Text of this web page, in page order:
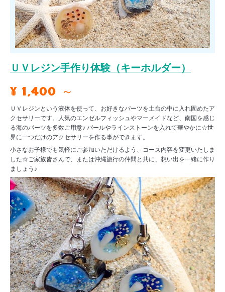
ＵＶレジン手作り体験（キーホルダー）
¥ 1,400 ～
ＵＶレジンという液体を使って、お好きなパーツを土台の中に入れ固めたア
クセサリーです。人気のエンゼルフィッシュやマーメイドなど、南国を感じ
る海のパーツを多数ご用意♪ パールやラインストーンを入れて華やかに☆世
界に一つだけのアクセサリーを作る事ができます。
小さなお子様でも気軽にご参加いただけるよう、コース内容を変更いたしま
した☆ご家族皆さんで、または沖縄旅行の仲間と共に、想い出を一緒に作り
ましょう♪